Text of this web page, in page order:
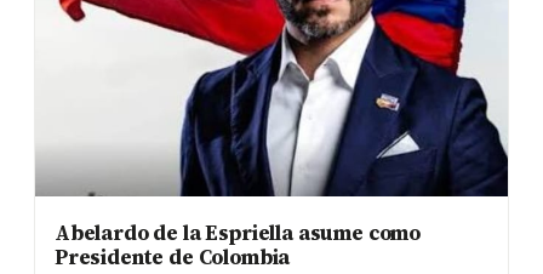
Abelardo de la Espriella asume como
Presidente de Colombia